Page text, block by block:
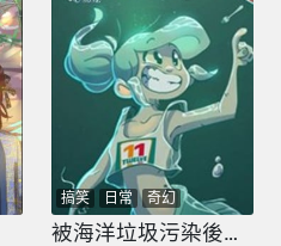
搞笑 日常 奇幻
被海洋垃圾污染後的小美人魚